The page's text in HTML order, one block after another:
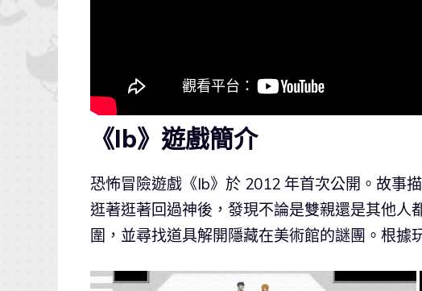
《Ib》遊戲簡介
恐怖冒險遊戲《Ib》於 2012 年首次公開。故事
逛著逛著回過神後，發現不論是雙親還是其他
圍，並尋找道具解開隱藏在美術館的謎團。根據